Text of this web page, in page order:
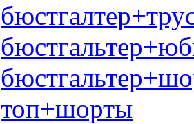
топ+шорты